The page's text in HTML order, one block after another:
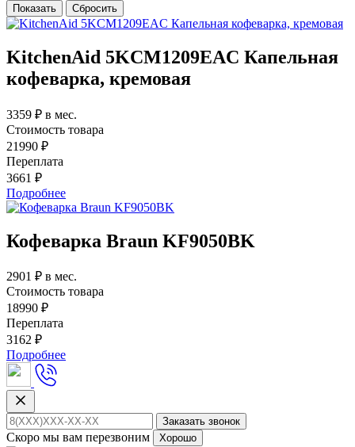
Показать Сбросить
KitchenAid 5KCM1209EAC Капельная
кофеварка, кремовая
3359 ₽ в мес.
Стоимость товара
21990 ₽
Переплата
3661 ₽
Подробнее
Кофеварка Braun KF9050BK
2901 ₽ в мес.
Стоимость товара
18990 ₽
Переплата
3162 ₽
Подробнее
Заказать звонок
Скоро мы вам перезвоним Хорошо